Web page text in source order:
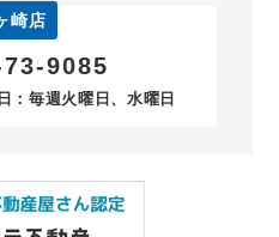
崎店
9085
：毎週火曜日、水曜日